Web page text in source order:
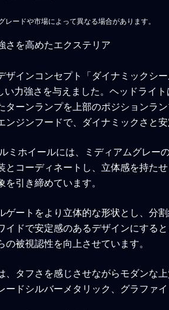
レードや市場によって異なる場合があります。
さを高めたエクステリア
ザインコンセプト「ダイナミックシ
い力強さを与えました。ヘッドライ
ターンランプを上部のポジションラ
ンジンフードで、ダイナミックさと
ミホイールには、ミディアムグレー
とコーディネートし、立体感を持た
を引き締めています。
ゲートをより立体的な形状とし、分
イドで安定感のあるデザインにする
の被視認性を向上させています。
、タフさを感じさせながらモダンな
ードシルバーメタリック、グラファ